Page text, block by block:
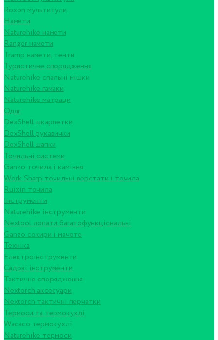
Roxon мультитули
Намети
Naturehike намети
Ranger намети
Tramp намети, тенти
Туристичне спорядження
Naturehike спальні мішки
Naturehike гамаки
Naturehike матраци
Одяг
DexShell шкарпетки
DexShell рукавички
DexShell шапки
Точильні системи
Ganzo точила і каміння
Work Sharp точильні верстати і точила
Ruixin точила
Інструменти
Naturehike інструменти
Nextool лопати багатофункціональні
Ganzo сокири і мачете
Техніка
Електроінструменти
Садові інструменти
Тактичне спорядження
Nextorch аксесуари
Nextorch тактичні перчатки
Термоси та термокухлі
Wacaco термокухлі
Naturehike термоси